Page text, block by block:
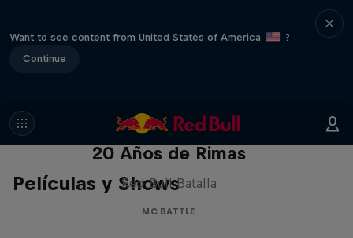
Want to see content from United States of America
?
Continue
Películas y Shows
Red Bull Batalla Nueva Historia:
20 Años de Rimas
Red Bull Batalla
MC BATTLE